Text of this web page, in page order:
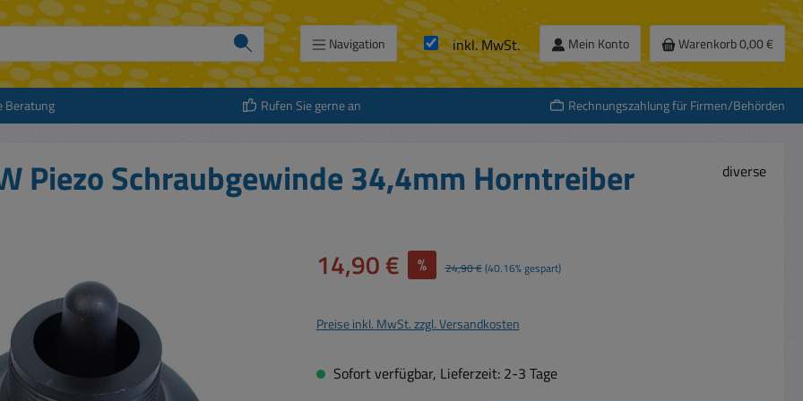
Navigation inkl. MwSt. Mein Konto Warenkorb0,00 €
Beratung Rufen Sie gerne an Rechnungszahlung für Firmen/Behörden
Piezo Schraubgewinde 34,4mm Horntreiber diverse
Verkaufspreis:
14,90 € % Regulärer Preis:
24,90 €(40.16% gespart)
Preise inkl. MwSt. zzgl. Versandkosten
Sofort verfügbar, Lieferzeit: 2-3 Tage